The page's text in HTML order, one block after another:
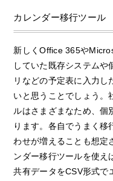
カレンダー移行ツール
新しくOffice 365や
していた既存システム
リなどの予定表に入力し
いと思うことでしょう。
ルはさまざまなため、個
ります。各自でうまく移
わせが増えることも想定
ンダー移行ツールを使え
共有データをCSV形式で